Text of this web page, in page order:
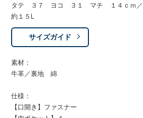
タテ ３７ ヨコ ３１ マチ １４ｃｍ／
約１５L
サイズガイド
素材：
牛革／裏地 綿
仕様：
【口開き】ファスナー